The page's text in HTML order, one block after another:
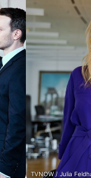
TVNOW / Julia